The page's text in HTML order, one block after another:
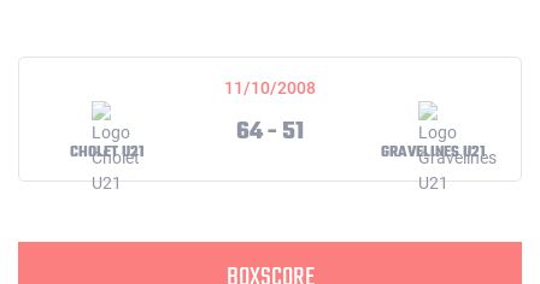
11/10/2008
CHOLET U21
64 - 51
GRAVELINES U21